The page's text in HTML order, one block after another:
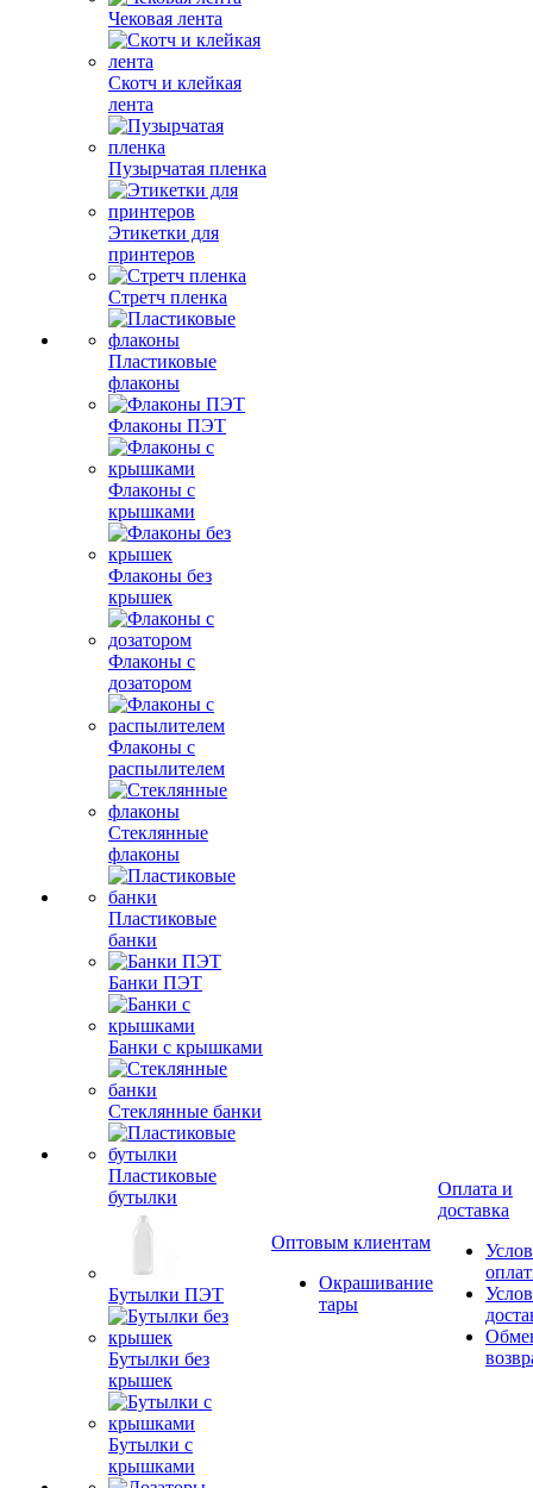
Чековая лента
Скотч и клейкая
лента
Пузырчатая пленка
Этикетки для
принтеров
Стретч пленка
Пластиковые
флаконы
Флаконы ПЭТ
Флаконы с
крышками
Флаконы без
крышек
Флаконы с
дозатором
Флаконы с
распылителем
Стеклянные
флаконы
Пластиковые
банки
Банки ПЭТ
Банки с крышками
Стеклянные банки
Пластиковые
бутылки
Бутылки ПЭТ
Бутылки без
крышек
Бутылки с
крышками
Оптовым клиентам
Окрашивание
тары
Оплата и
доставка